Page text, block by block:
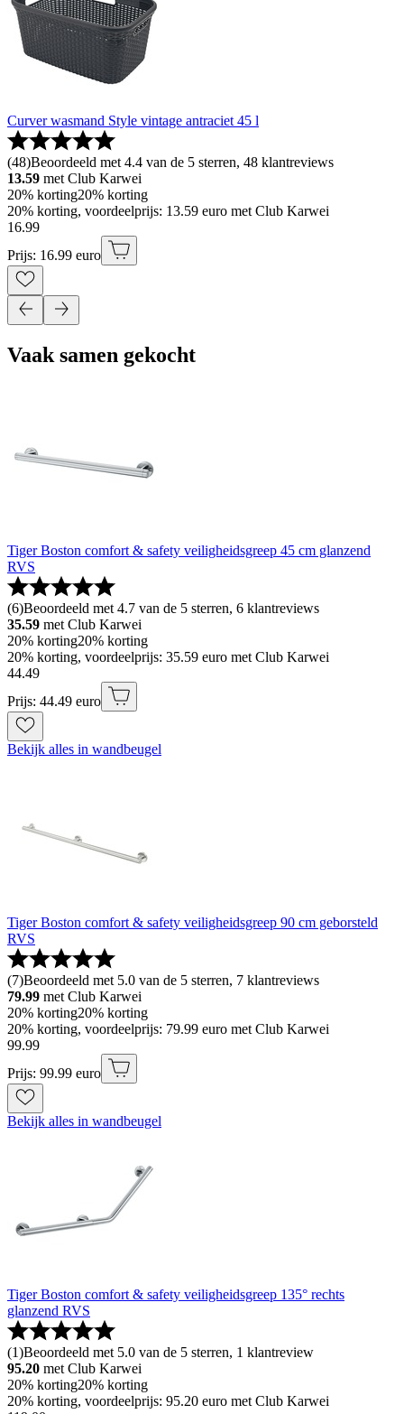
Curver wasmand Style vintage antraciet 45 l
(48)Beoordeeld met 4.4 van de 5 sterren, 48 klantreviews
13.59 met Club Karwei
20% korting20% korting
20% korting, voordeelprijs: 13.59 euro met Club Karwei
16.99
Prijs: 16.99 euro
Vaak samen gekocht
Tiger Boston comfort & safety veiligheidsgreep 45 cm glanzend
RVS
(6)Beoordeeld met 4.7 van de 5 sterren, 6 klantreviews
35.59 met Club Karwei
20% korting20% korting
20% korting, voordeelprijs: 35.59 euro met Club Karwei
44.49
Prijs: 44.49 euro
Bekijk alles in wandbeugel
Tiger Boston comfort & safety veiligheidsgreep 90 cm geborsteld
RVS
(7)Beoordeeld met 5.0 van de 5 sterren, 7 klantreviews
79.99 met Club Karwei
20% korting20% korting
20% korting, voordeelprijs: 79.99 euro met Club Karwei
99.99
Prijs: 99.99 euro
Bekijk alles in wandbeugel
Tiger Boston comfort & safety veiligheidsgreep 135° rechts
glanzend RVS
(1)Beoordeeld met 5.0 van de 5 sterren, 1 klantreview
95.20 met Club Karwei
20% korting20% korting
20% korting, voordeelprijs: 95.20 euro met Club Karwei